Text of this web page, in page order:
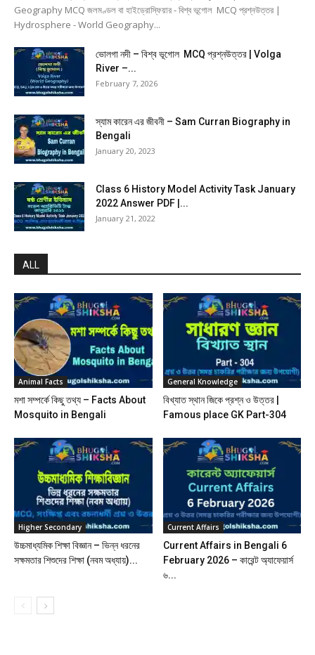
Geography MCQ জলমণ্ডল বা হাইড্রোস্ফিয়ার - বিশ্ব ভূগোল MCQ প্রশ্নউত্তর |
Hydrosphere - World Geography...
ভোলগা নদী – বিশ্ব ভূগোল MCQ প্রশ্নউত্তর | Volga
River –...
February 7, 2026
স্যাম কারেন এর জীবনী – Sam Curran Biography in
Bengali
January 20, 2023
Class 6 History Model Activity Task January
2022 Answer PDF |...
January 21, 2022
ALL
Animal Facts
মশা সম্পর্কে কিছু তথ্য – Facts About
Mosquito in Bengali
General Knowledge
বিখ্যাত স্থান জিকে প্রশ্ন ও উত্তর |
Famous place GK Part-304
Higher Secondary
উচ্চমাধ্যমিক শিক্ষা বিজ্ঞান – ভিন্ন ধরনের
সক্ষমতার শিশুদের শিক্ষা (নবম অধ্যায়)...
Current Affairs
Current Affairs in Bengali 6
February 2026 – কারেন্ট অ্যাফেয়ার্স
৬...